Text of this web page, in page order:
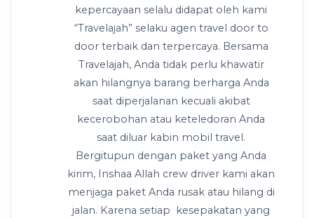
kepercayaan selalu didapat oleh kami
“Travelajah” selaku agen travel door to
door terbaik dan terpercaya. Bersama
Travelajah, Anda tidak perlu khawatir
akan hilangnya barang berharga Anda
saat diperjalanan kecuali akibat
kecerobohan atau keteledoran Anda
saat diluar kabin mobil travel.
Bergitupun dengan paket yang Anda
kirim, Inshaa Allah crew driver kami akan
menjaga paket Anda rusak atau hilang di
jalan. Karena setiap kesepakatan yang